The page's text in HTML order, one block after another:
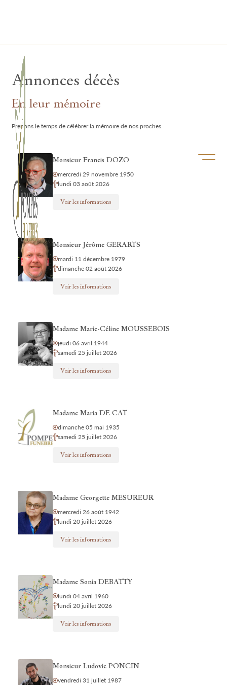
Ouvrir/
Annonces décès
En leur mémoire
Prenons le temps de célébrer la mémoire de nos proches.
Monsieur Francis DOZO
mercredi 29 novembre 1950
lundi 03 août 2026
Voir les informations
Monsieur Jérôme GERARTS
mardi 11 décembre 1979
dimanche 02 août 2026
Voir les informations
Madame Marie-Céline MOUSSEBOIS
jeudi 06 avril 1944
samedi 25 juillet 2026
Voir les informations
Madame Maria DE CAT
dimanche 05 mai 1935
samedi 25 juillet 2026
Voir les informations
Madame Georgette MESUREUR
mercredi 26 août 1942
lundi 20 juillet 2026
Voir les informations
Madame Sonia DEBATTY
lundi 04 avril 1960
lundi 20 juillet 2026
Voir les informations
Monsieur Ludovic PONCIN
vendredi 31 juillet 1987